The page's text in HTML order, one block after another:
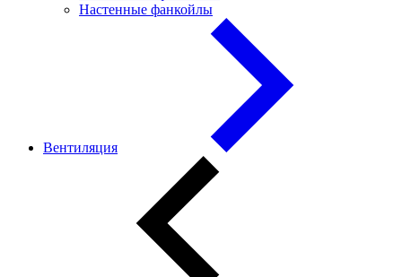
Настенные фанкойлы
Вентиляция